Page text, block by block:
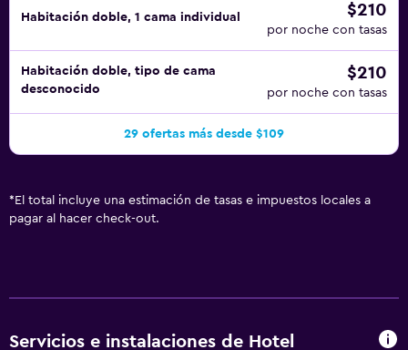
Habitación doble, 1 cama individual $210
por noche con tasas
Habitación doble, tipo de cama
desconocido
$210
por noche con tasas
29 ofertas más desde $109
* El total incluye una estimación de tasas e impuestos locales a
pagar al hacer check-out.
Servicios e instalaciones de Hotel